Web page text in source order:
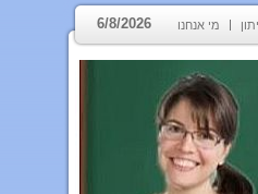
מי אנחנו 6/8/2026